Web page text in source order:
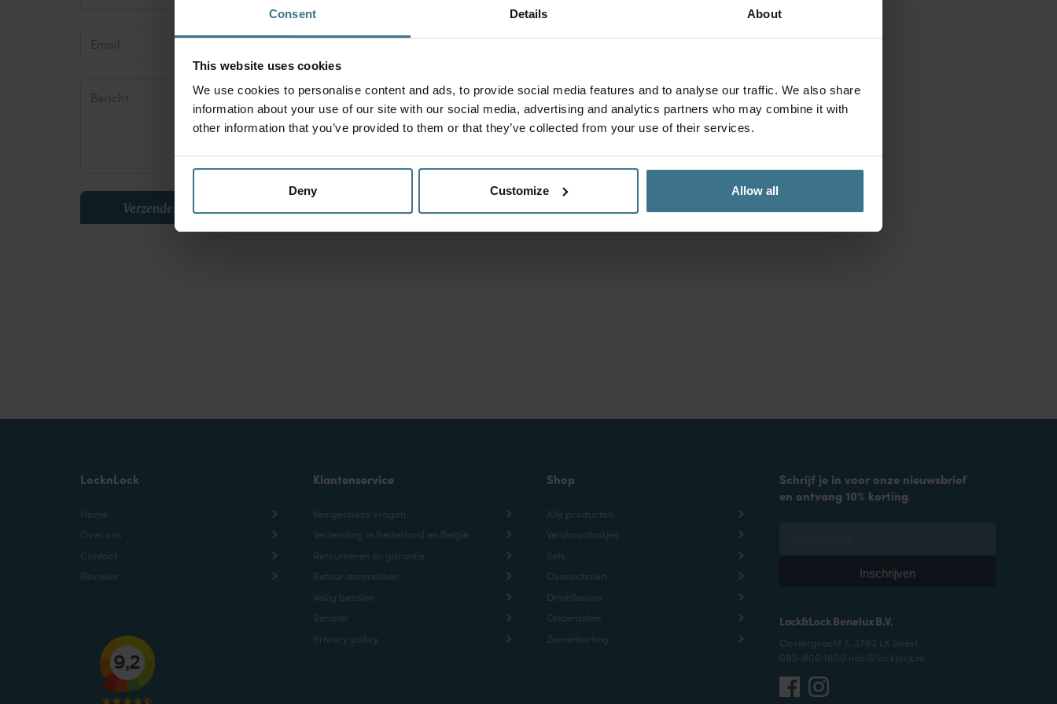
Consent Details About
This website uses cookies
We use cookies to personalise content and ads, to provide social media features and to analyse our traffic. We also share
information about your use of our site with our social media, advertising and analytics partners who may combine it with
other information that you’ve provided to them or that they’ve collected from your use of their services.
Deny Customize Allow all
LocknLock
Home
Over ons
Contact
Reviews
Klantenservice
Veelgestelde vragen
Verzending in Nederland en België
Retourneren en garantie
Retour aanmelden
Veilig betalen
Retailer
Privacy policy
Shop
Alle producten
Vershoudbakjes
Sets
Ovenschalen
Drinkflessen
Onderdelen
Zomerkorting
Schrijf je in voor onze nieuwsbrief
en ontvang 10% korting
Lock&Lock Benelux B.V.
Oostergracht 3, 3763 LX Soest
085-800 1800 info@locklock.nl